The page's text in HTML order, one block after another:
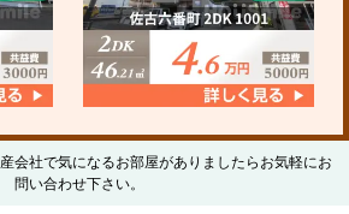
会社で気になるお部屋がありましたらお気軽にお
問い合わせ下さい。